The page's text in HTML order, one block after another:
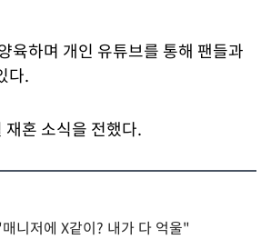
육하며 개인 유튜브를 통해 팬들과
다.
혼 소식을 전했다.
니저에 X같이? 내가 다 억울"